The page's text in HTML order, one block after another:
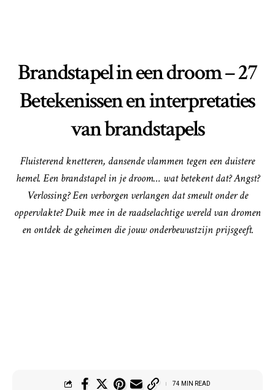
Brandstapel in een droom – 27
Betekenissen en interpretaties
van brandstapels
Fluisterend knetteren, dansende vlammen tegen een duistere
hemel. Een brandstapel in je droom… wat betekent dat? Angst?
Verlossing? Een verborgen verlangen dat smeult onder de
oppervlakte? Duik mee in de raadselachtige wereld van dromen
en ontdek de geheimen die jouw onderbewustzijn prijsgeeft.
74 MIN READ